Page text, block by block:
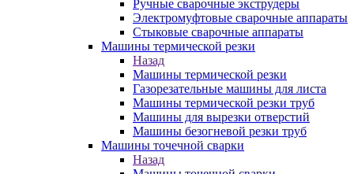
Ручные сварочные экструдеры
Электромуфтовые сварочные аппараты
Стыковые сварочные аппараты
Машины термической резки
Назад
Машины термической резки
Газорезательные машины для листа
Машины термической резки труб
Машины для вырезки отверстий
Машины безогневой резки труб
Машины точечной сварки
Назад